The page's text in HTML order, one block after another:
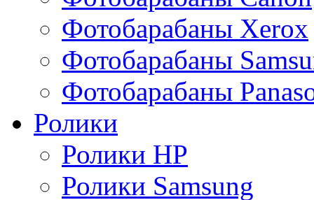
Фотобарабаны Xerox
Фотобарабаны
Фотобарабаны
Ролики
Ролики HP
Ролики Samsung